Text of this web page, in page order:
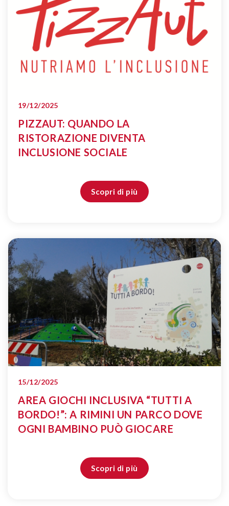
19/12/2025
PIZZAUT: QUANDO LA
RISTORAZIONE DIVENTA
INCLUSIONE SOCIALE
Scopri di più
15/12/2025
AREA GIOCHI INCLUSIVA “TUTTI A
BORDO!”: A RIMINI UN PARCO DOVE
OGNI BAMBINO PUÒ GIOCARE
Scopri di più